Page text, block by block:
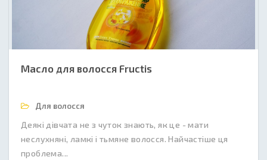
Масло для волосся Fructis
Для волосся
Деякі дівчата не з чуток знають, як це - мати
неслухняні, ламкі і тьмяне волосся. Найчастіше ця
проблема...